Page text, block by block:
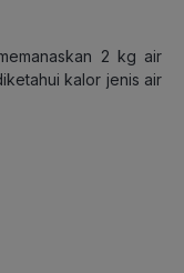
2 kg air
kalor jenis air